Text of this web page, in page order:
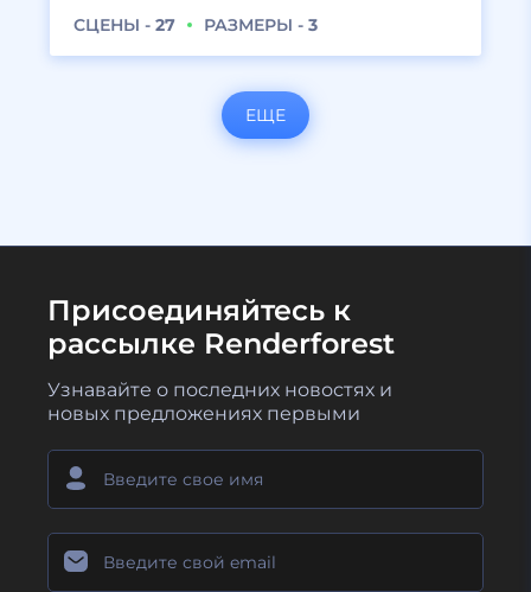
СЦЕНЫ - 27 РАЗМЕРЫ - 3
ЕЩЕ
Присоединяйтесь к
рассылке Renderforest
Узнавайте о последних новостях и
новых предложениях первыми